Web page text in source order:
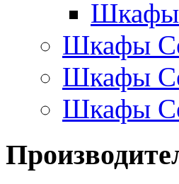
Шкафы
Шкафы
Шкафы